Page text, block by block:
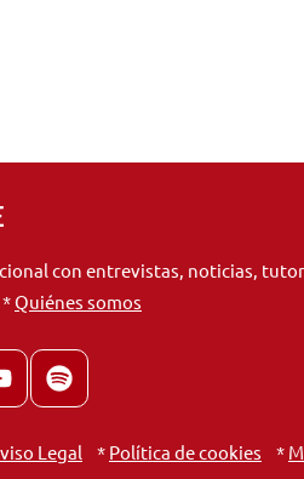
con entrevistas, noticias,
Quiénes somos
spotify
Legal * Política de cookies *